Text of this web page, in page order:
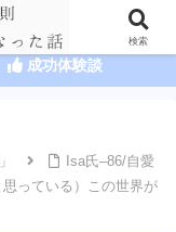
意識の達人まとめ
成功体験談
Isa氏–86/自愛
っている）この世界が
検索